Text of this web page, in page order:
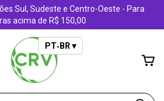
Sul, Sudeste e Centro-Oeste - Para
acima de R$ 150,00
PT‑BR ▾